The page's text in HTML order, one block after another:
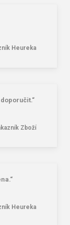
Heureka
Zboží
Heureka